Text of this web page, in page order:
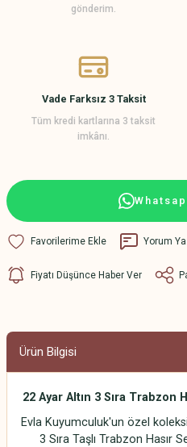
gönderim.
Vade Farksız 3 Taksit
Tüm kredi kartlarına 3 taksit
imkânı.
Yorum
Fiyatı Düşünce Haber Ver
Ürün Bilgisi
22 Ayar Altın 3 Sıra Trabzon
Evla Kuyumculuk'un özel
3 Sıra Taşlı Trabzon Hasır